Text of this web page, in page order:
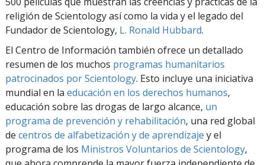
religión de Scientology así como la vida y el legado del
Fundador de Scientology, L. Ronald Hubbard.
El Centro de Información también ofrece un detallado
resumen de los muchos programas humanitarios
patrocinados por Scientology. Esto incluye una iniciativa
mundial en la educación en los derechos humanos,
educación sobre las drogas de largo alcance, un
programa de prevención y rehabilitación, una red global
de centros de alfabetización y de aprendizaje y el
programa de los Ministros Voluntarios de Scientology,